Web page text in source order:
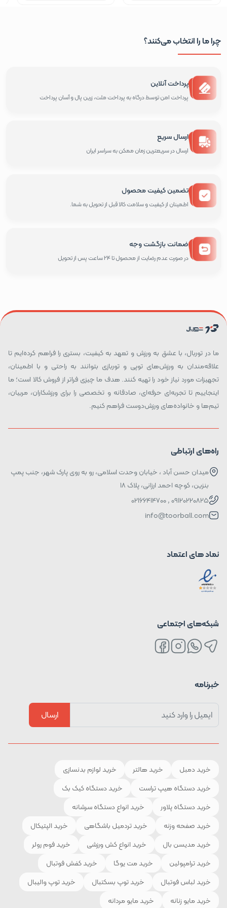
چرا ما را انتخاب می‌کنند؟
پرداخت آنلاین
پرداخت امن توسط درگاه به پرداخت ملت، زرین پال و آسان پرداخت
ارسال سریع
ارسال در سریعترین زمان ممکن به سراسر ایران
تضمین کیفیت محصول
اطمینان از کیفیت و سلامت کالا قبل از تحویل به شما.
ضمانت بازگشت وجه
در صورت عدم رضایت از محصول تا 24 ساعت پس از تحویل
ما در توربال، با عشق به ورزش و تعهد به کیفیت، بستری را فراهم کرده‌ایم تا
علاقه‌مندان به ورزش‌های توپی و توربازی بتوانند به راحتی و با اطمینان،
تجهیزات مورد نیاز خود را تهیه کنند. هدف ما چیزی فراتر از فروش کالا است؛ ما
اینجاییم تا تجربه‌ای حرفه‌ای، صادقانه و تخصصی را برای ورزشکاران، مربیان،
تیم‌ها و خانواده‌های ورزش‌دوست فراهم کنیم.
راه‌های ارتباطی
میدان حسن آباد ، خیابان وحدت اسلامی، رو به روی پارک شهر، جنب پمپ
بنزین، کوچه احمد ارزانی، پلاک ۱۸
09120220825 , 02166414700
info@toorball.com
نماد های اعتماد
شبکه‌های اجتماعی
خبرنامه
ارسال
خرید دمبل خرید هالتر
خرید لوازم بدنسازی
خرید دستگاه هیپ تراست
خرید دستگاه کیک بک
خرید دستگاه پلاور
خرید انواع دستگاه سرشانه
خرید صفحه وزنه
خرید تردمیل باشگاهی
خرید الپتیکال
خرید مدیسن بال
خرید انواع کش ورزشی
خرید فوم رولر
خرید ترامپولین
خرید مت یوگا
خرید کفش فوتبال
خرید لباس فوتبال
خرید توپ بسکتبال
خرید توپ والیبال
خرید مایو زنانه
خرید مایو مردانه